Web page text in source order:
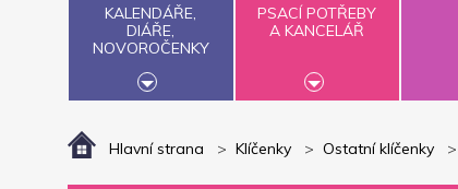
KALENDÁŘE,
DIÁŘE,
NOVOROČENKY
PSACÍ POTŘEBY
A KANCELÁŘ
Hlavní strana Klíčenky Ostatní klíčenky